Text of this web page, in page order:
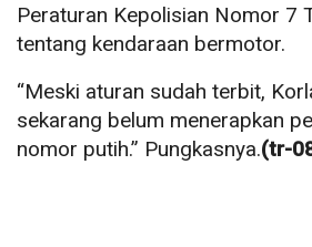
Peraturan Kepolisian Nomor 7
tentang kendaraan bermotor.
“Meski aturan sudah terbit,
sekarang belum menerapkan
nomor putih.” Pungkasnya.(tr-